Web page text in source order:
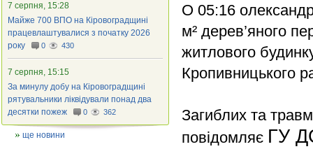
О 05:16
м² дерев’яного
житлового
Кропивницького
Загиблих та
повідомляє ГУ
7 серпня, 15:28
Майже 700 ВПО на Кіровоградщині
працевлаштувалися з початку 2026
року
0 430
7 серпня, 15:15
За минулу добу на Кіровоградщині
рятувальники ліквідували понад два
десятки пожеж
0 362
ще новини